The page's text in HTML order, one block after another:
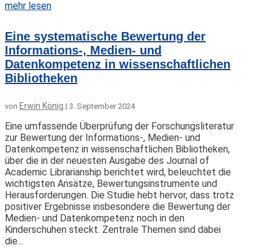
mehr lesen
Eine systematische Bewertung der
Informations-, Medien- und
Datenkompetenz in wissenschaftlichen
Bibliotheken
von Erwin König | 3. September 2024
Eine umfassende Überprüfung der Forschungsliteratur
zur Bewertung der Informations-, Medien- und
Datenkompetenz in wissenschaftlichen Bibliotheken,
über die in der neuesten Ausgabe des Journal of
Academic Librarianship berichtet wird, beleuchtet die
wichtigsten Ansätze, Bewertungsinstrumente und
Herausforderungen. Die Studie hebt hervor, dass trotz
positiver Ergebnisse insbesondere die Bewertung der
Medien- und Datenkompetenz noch in den
Kinderschuhen steckt. Zentrale Themen sind dabei
die...